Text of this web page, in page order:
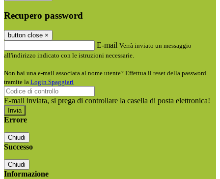
Recupero password
button close ×
E-mail Verrà inviato un messaggio
all'indirizzo indicato con le istruzioni necessarie.
Non hai una e-mail associata al nome utente? Effettua il reset della password
tramite la Login Spaggiari
E-mail inviata, si prega di controllare la casella di posta elettronica!
Errore
Chiudi
Successo
Chiudi
Informazione